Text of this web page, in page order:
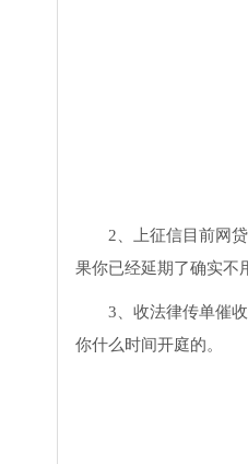
2、上征信目前网
果你已经延期了确实不
3、收法律传单催
你什么时间开庭的。